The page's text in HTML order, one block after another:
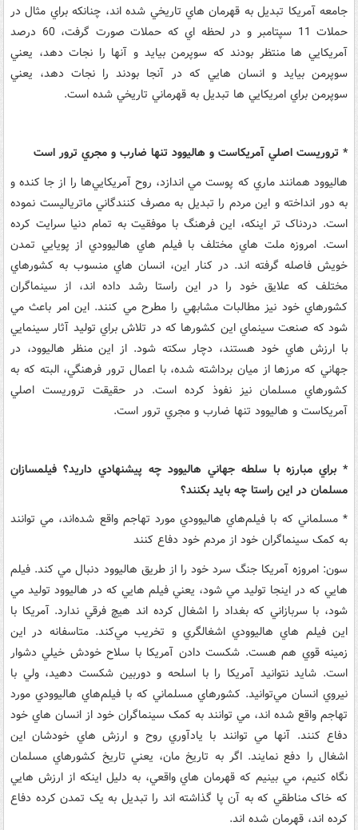
جامعه آمريکا تبديل به قهرمان هاي تاريخي شده اند، چنانکه براي مثال در
حملات 11 سپتامبر و در لحظه اي که حملات صورت گرفت، 60 درصد
آمريکايي ها منتظر بودند که سوپرمن بيايد و آنها را نجات دهد، يعني
سوپرمن بيايد و انسان هايي که در آنجا بودند را نجات دهد، يعني
سوپرمن براي امريکايي ها تبديل به قهرماني تاريخي شده است.
* تروريست اصلي آمريکاست و هاليوود تنها ضارب و مجري ترور است
هاليوود همانند ماري که پوست مي اندازد، روح آمريکايي‌ها را از جا کنده و
به دور انداخته و اين مردم را تبديل به مصرف کنندگاني ماترياليست نموده
است. دردناک تر اينکه، اين فرهنگ با موفقيت به تمام دنيا سرايت کرده
است. امروزه ملت هاي مختلف با فيلم هاي هاليوودي از پويايي تمدن
خويش فاصله گرفته اند. در کنار اين، انسان هاي منسوب به کشورهاي
مختلف که علايق خود را در اين راستا رشد داده اند، از سينماگران
کشورهاي خود نيز مطالبات مشابهي را مطرح مي کنند. اين امر باعث مي
شود که صنعت سينماي اين کشورها که در تلاش براي توليد آثار سينمايي
با ارزش هاي خود هستند، دچار سکته شود. از اين منظر هاليوود، در
جهاني که مرزها از ميان برداشته شده، با اعمال ترور فرهنگي، البته که به
کشورهاي مسلمان نيز نفوذ کرده است. در حقيقت تروريست اصلي
آمريکاست و هاليوود تنها ضارب و مجري ترور است.
* براي مبارزه با سلطه جهاني هاليوود چه پيشنهادي داريد؟ فيلمسازان
مسلمان در اين راستا چه بايد بکنند؟
* مسلماني که با فيلم‌هاي هاليوودي مورد تهاجم واقع شده‌اند، مي توانند
به کمک سينماگران خود از مردم خود دفاع کنند
سون: امروزه آمريکا جنگ سرد خود را از طريق هاليوود دنبال مي کند. فيلم
هايي که در اينجا توليد مي شود، يعني فيلم هايي که در هاليوود توليد مي
شود، با سربازاني که بغداد را اشغال کرده اند هيچ فرقي ندارد. آمريکا با
اين فيلم هاي هاليوودي اشغالگري و تخريب مي‌کند. متاسفانه در اين
زمينه قوي هم هست. شکست دادن آمريکا با سلاح خودش خيلي دشوار
است. شايد نتوانيد آمريکا را با اسلحه و دوربين شکست دهيد، ولي با
نيروي انسان مي‌توانيد. کشورهاي مسلماني که با فيلم‌هاي هاليوودي مورد
تهاجم واقع شده اند، مي توانند به کمک سينماگران خود از انسان هاي خود
دفاع کنند. آنها مي توانند با يادآوري روح و ارزش هاي خودشان اين
اشغال را دفع نمايند. اگر به تاريخ مان، يعني تاريخ کشورهاي مسلمان
نگاه کنيم، مي بينيم که قهرمان هاي واقعي، به دليل اينکه از ارزش هايي
که خاک مناطقي که به آن پا گذاشته اند را تبديل به يک تمدن کرده دفاع
کرده اند، قهرمان شده اند.